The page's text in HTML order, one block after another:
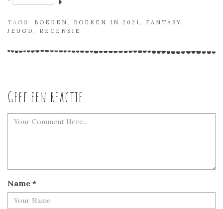
TAGS: BOEKEN BOEKEN IN 2021 FANTASY
JEUGD
RECENSIE
Geef een reactie
Name *